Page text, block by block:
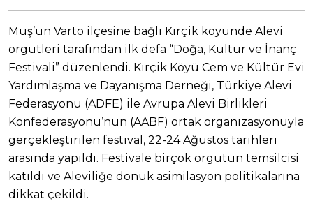
Muş’un Varto ilçesine bağlı Kırçik köyünde Alevi
örgütleri tarafından ilk defa “Doğa, Kültür ve İnanç
Festivali” düzenlendi. Kırçik Köyü Cem ve Kültür Evi
Yardımlaşma ve Dayanışma Derneği, Türkiye Alevi
Federasyonu (ADFE) ile Avrupa Alevi Birlikleri
Konfederasyonu’nun (AABF) ortak organizasyonuyla
gerçekleştirilen festival, 22-24 Ağustos tarihleri
arasında yapıldı. Festivale birçok örgütün temsilcisi
katıldı ve Aleviliğe dönük asimilasyon politikalarına
dikkat çekildi.